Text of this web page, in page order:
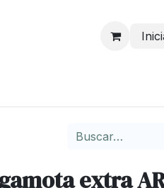
extra